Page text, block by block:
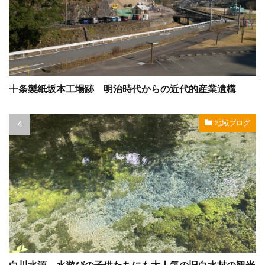
十条製紙坂本工場跡 明治時代からの近代的産業遺構
地域ブログ